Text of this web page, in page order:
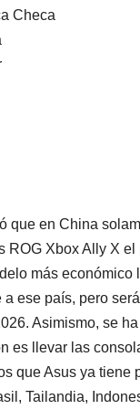
Checa
que en China
ROG Xbox Ally X
más económico
a ese país, pero
Asimismo, se
es llevar las
que Asus ya tiene
Tailandia,